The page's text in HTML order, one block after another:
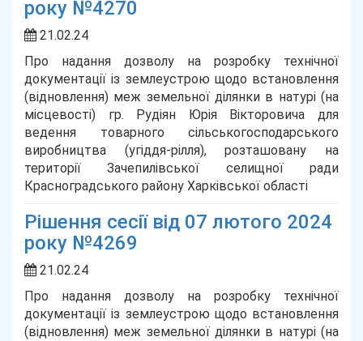
року №4270
21.02.24
Про надання дозволу на розробку технічної
документації із землеустрою щодо встановлення
(відновлення) меж земельної ділянки в натурі (на
місцевості) гр. Рудіян Юрія Вікторовича для
ведення товарного сільськогосподарського
виробництва (угіддя-рілля), розташовану на
території Зачепилівської селищної ради
Красноградського району Харківської області
Рішення сесії від 07 лютого 2024
року №4269
21.02.24
Про надання дозволу на розробку технічної
документації із землеустрою щодо встановлення
(відновлення) меж земельної ділянки в натурі (на